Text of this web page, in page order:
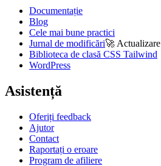
Documentație
Blog
Cele mai bune practici
Jurnal de modificări🚀 Actualizare
Biblioteca de clasă CSS Tailwind
WordPress
Asistență
Oferiți feedback
Ajutor
Contact
Raportați o eroare
Program de afiliere